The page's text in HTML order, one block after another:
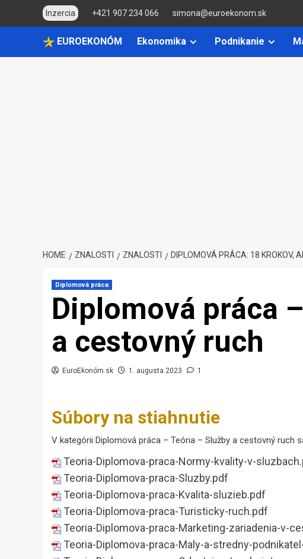
Inzercia +421 907 234 066 simona@euroekonom.sk
EUROEKONÓM Ekonomika Podnikanie
HOME ZNALOSTI ZNALOSTI DIPLOMOVÁ PRÁCA: 18 KROKOV,
Diplomová práca
Diplomová práca
a cestovný ruch
EuroEkonóm.sk 1. augusta 2023 1
Súbory na stiahnutie
V kategórii Diplomová práca – Teória – Služby a cestovný ruch
Teoria-Diplomova-praca-Normy-kvality-v-
Teoria-Diplomova-praca-Sluzby.pdf
Teoria-Diplomova-praca-Kvalita-sluzieb.pdf
Teoria-Diplomova-praca-Turisticky-ruch.pdf
Teoria-Diplomova-praca-Marketing-zariadenia-v-
Teoria-Diplomova-praca-Maly-a-stredny-